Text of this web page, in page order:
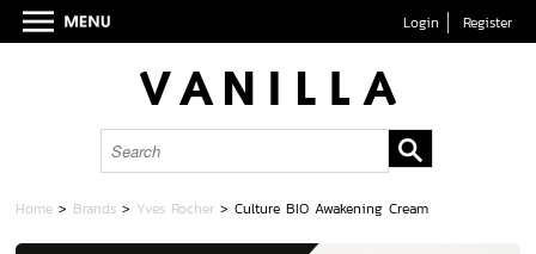
Login Register
Home > Brands > Yves Rocher >Culture BIO Awakening Cream